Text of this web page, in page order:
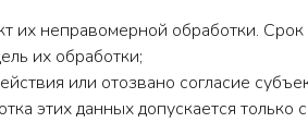
их неправомерной обработки.
их обработки;
или отозвано согласие
этих данных допускается только с